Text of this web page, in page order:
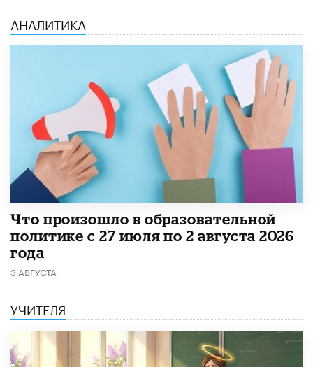
АНАЛИТИКА
​Что произошло в образовательной
политике с 27 июля по 2 августа 2026
года
3 АВГУСТА
УЧИТЕЛЯ